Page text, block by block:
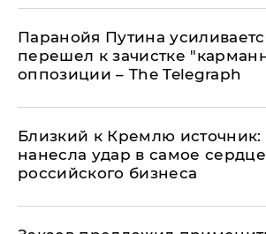
Паранойя Путина
перешел к зачистке
оппозиции – The Telegraph
Близкий к Кремлю источник:
нанесла удар в самое сердце
российского бизнеса